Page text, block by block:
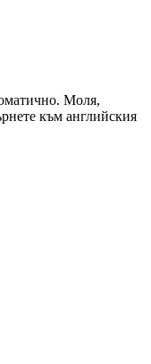
Моля,
към английския